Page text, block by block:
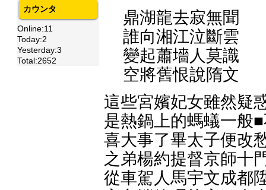
鼎湖龍去寂無聞
誰向湘江泣斷雲
變起蕭墻人莫識
空將舊恨說隋文
這些宮嬪妃女雖然疑
是熱鍋上的螞蟻一般
喜大事了畢太子便改
之弟楊約提督京師十
從車駕人馬宇文成都
カウンタ
Online:11
Today:2
Yesterday:3
Total:2652